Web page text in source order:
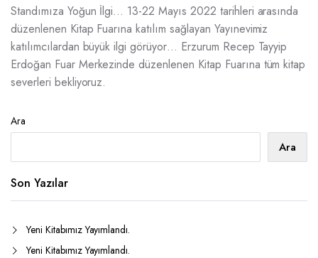
Standımıza Yoğun İlgi… 13-22 Mayıs 2022 tarihleri arasında
düzenlenen Kitap Fuarına katılım sağlayan Yayınevimiz
katılımcılardan büyük ilgi görüyor… Erzurum Recep Tayyip
Erdoğan Fuar Merkezinde düzenlenen Kitap Fuarına tüm kitap
severleri bekliyoruz.
Ara
Ara
Son Yazılar
Yeni Kitabımız Yayımlandı.
Yeni Kitabımız Yayımlandı.